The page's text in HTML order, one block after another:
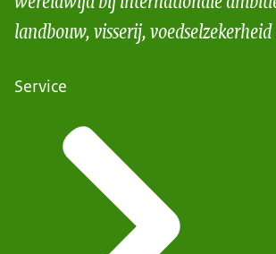
landbouw, visserij,
Service